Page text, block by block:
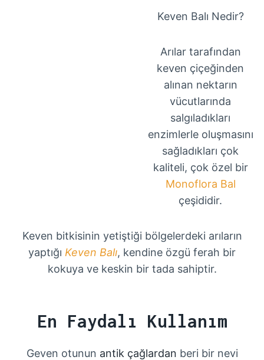
Keven Balı Nedir?
Arılar tarafından
keven çiçeğinden
alınan nektarın
vücutlarında
salgıladıkları
enzimlerle oluşmasını
sağladıkları çok
kaliteli, çok özel bir
Monoflora Bal
çeşididir.
Keven bitkisinin yetiştiği bölgelerdeki arıların
yaptığı Keven Balı, kendine özgü ferah bir
kokuya ve keskin bir tada sahiptir.
En Faydalı Kullanım
Geven otunun antik çağlardan beri bir nevi